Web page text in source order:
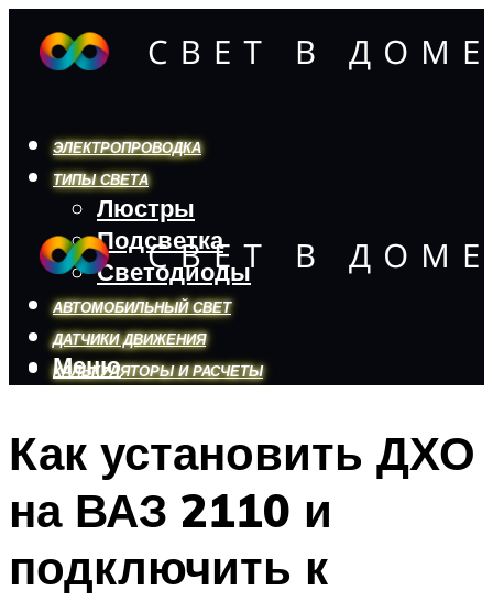
ЭЛЕКТРОПРОВОДКА
ТИПЫ СВЕТА
Люстры
Подсветка
Светодиоды
АВТОМОБИЛЬНЫЙ СВЕТ
ДАТЧИКИ ДВИЖЕНИЯ
КАЛЬКУЛЯТОРЫ И РАСЧЕТЫ
Меню
Меню
Как установить ДХО
на ВАЗ 2110 и
подключить к